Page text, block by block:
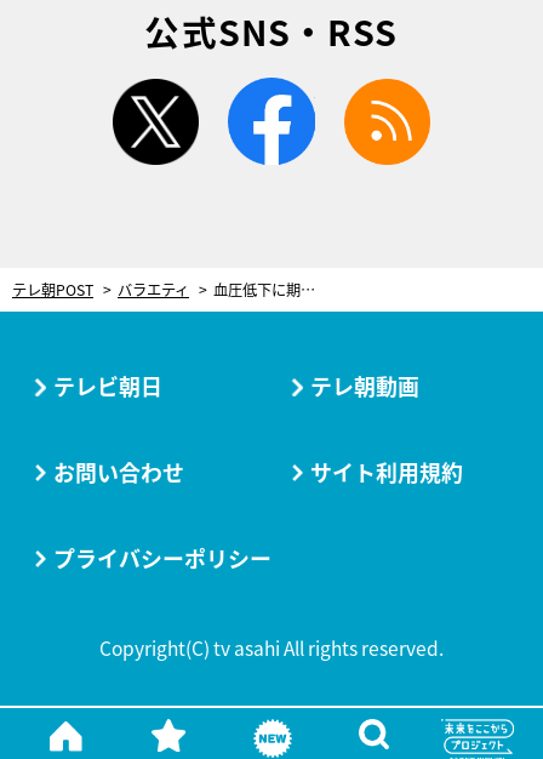
公式SNS・RSS
twitter facebook
テレ朝POST バラエティ 血圧低下に期待できる“歩き方”が世界で話題！7人のスペシャリストが提唱する「7つの新習慣」
テレビ朝日 テレ朝動画
お問い合わせ サイト利用規約
プライバシーポリシー
Copyright(C) tv asahi All rights reserved.